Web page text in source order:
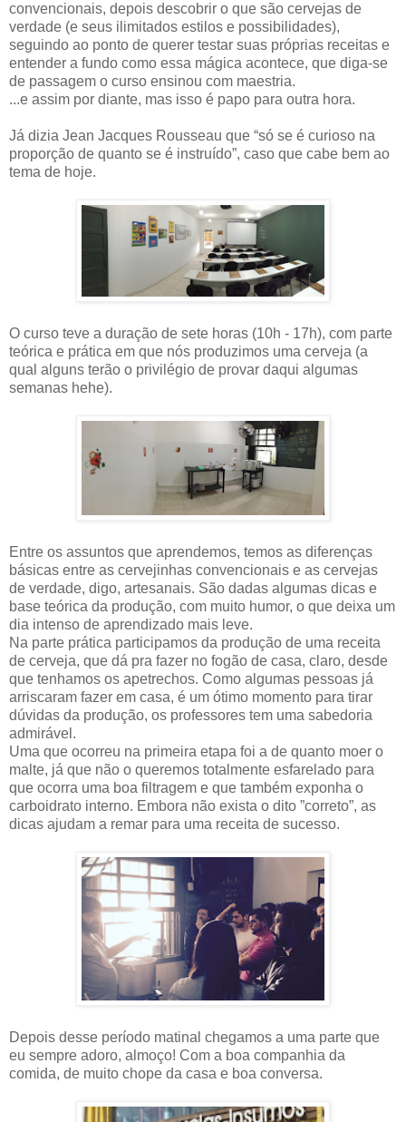
convencionais, depois descobrir o que são cervejas de
verdade (e seus ilimitados estilos e possibilidades),
seguindo ao ponto de querer testar suas próprias receitas e
entender a fundo como essa mágica acontece, que diga-se
de passagem o curso ensinou com maestria.
...e assim por diante, mas isso é papo para outra hora.
Já dizia Jean Jacques Rousseau que “só se é curioso na
proporção de quanto se é instruído”, caso que cabe bem ao
tema de hoje.
O curso teve a duração de sete horas (10h - 17h), com parte
teórica e prática em que nós produzimos uma cerveja (a
qual alguns terão o privilégio de provar daqui algumas
semanas hehe).
Entre os assuntos que aprendemos, temos as diferenças
básicas entre as cervejinhas convencionais e as cervejas
de verdade, digo, artesanais. São dadas algumas dicas e
base teórica da produção, com muito humor, o que deixa um
dia intenso de aprendizado mais leve.
Na parte prática participamos da produção de uma receita
de cerveja, que dá pra fazer no fogão de casa, claro, desde
que tenhamos os apetrechos. Como algumas pessoas já
arriscaram fazer em casa, é um ótimo momento para tirar
dúvidas da produção, os professores tem uma sabedoria
admirável.
Uma que ocorreu na primeira etapa foi a de quanto moer o
malte, já que não o queremos totalmente esfarelado para
que ocorra uma boa filtragem e que também exponha o
carboidrato interno. Embora não exista o dito ”correto”, as
dicas ajudam a remar para uma receita de sucesso.
Depois desse período matinal chegamos a uma parte que
eu sempre adoro, almoço! Com a boa companhia da
comida, de muito chope da casa e boa conversa.